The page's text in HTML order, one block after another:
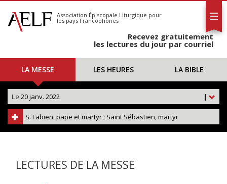
S'abonner
Calendrier
Association Épiscopale Liturgique pour
les pays Francophones
Recevez gratuitement
les lectures du jour par courriel
LA MESSE LES HEURES LA BIBLE
|
Le 20 janv. 2022
S. Fabien, pape et martyr ; Saint Sébastien, martyr
LECTURES DE LA MESSE